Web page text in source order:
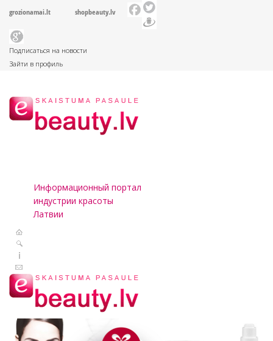
grozionamai.lt shopbeauty.lv
Подписаться на новости
Зайти в профиль
Информационный портал
индустрии красоты
Латвии